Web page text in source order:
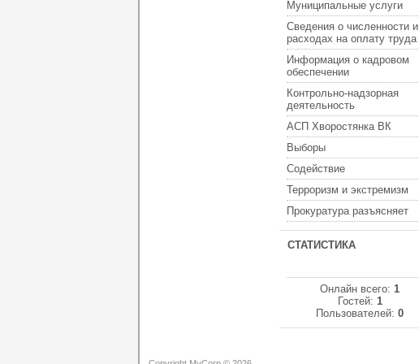
Муниципальные услуги
Сведения о численности и
расходах на оплату труда
Информация о кадровом
обеспечении
Контрольно-надзорная
деятельность
АСП Хворостянка ВК
Выборы
Содействие
Терроризм и экстремизм
Прокуратура разъясняет
СТАТИСТИКА
Онлайн всего: 1
Гостей: 1
Пользователей: 0